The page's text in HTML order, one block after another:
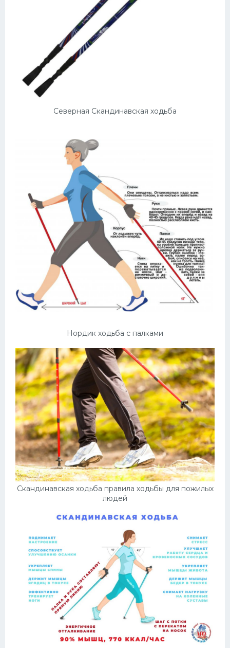
Северная Скандинавская ходьба
Нордик ходьба с палками
Скандинавская ходьба правила ходьбы для пожилых
людей